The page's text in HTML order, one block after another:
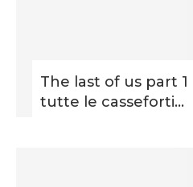
The last of us part
tutte le casseforti...